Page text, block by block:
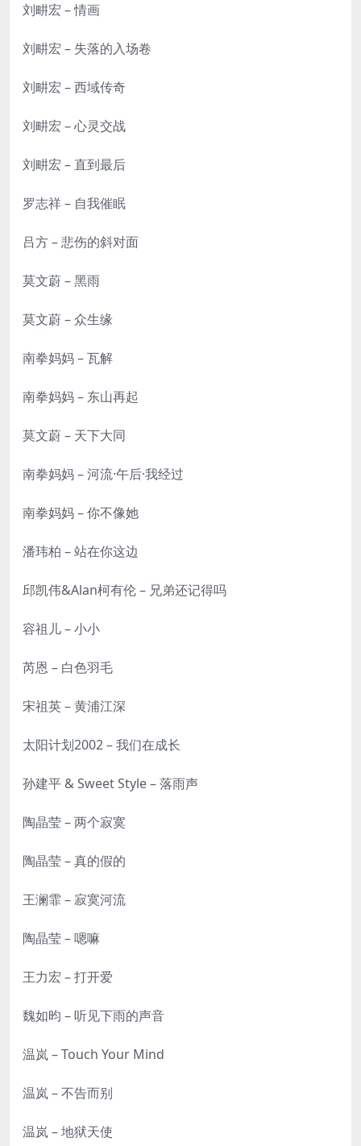
刘畊宏 – 情画
刘畊宏 – 失落的入场卷
刘畊宏 – 西域传奇
刘畊宏 – 心灵交战
刘畊宏 – 直到最后
罗志祥 – 自我催眠
吕方 – 悲伤的斜对面
莫文蔚 – 黑雨
莫文蔚 – 众生缘
南拳妈妈 – 瓦解
南拳妈妈 – 东山再起
莫文蔚 – 天下大同
南拳妈妈 – 河流·午后·我经过
南拳妈妈 – 你不像她
潘玮柏 – 站在你这边
邱凯伟&Alan柯有伦 – 兄弟还记得吗
容祖儿 – 小小
芮恩 – 白色羽毛
宋祖英 – 黄浦江深
太阳计划2002 – 我们在成长
孙建平 & Sweet Style – 落雨声
陶晶莹 – 两个寂寞
陶晶莹 – 真的假的
王澜霏 – 寂寞河流
陶晶莹 – 嗯嘛
王力宏 – 打开爱
魏如昀 – 听见下雨的声音
温岚 – Touch Your Mind
温岚 – 不告而别
温岚 – 地狱天使